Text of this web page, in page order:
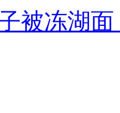
被冻湖